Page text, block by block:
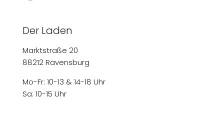
Der Laden
Marktstraße 20
88212 Ravensburg
Mo-Fr: 10-13 & 14-18 Uhr
Sa: 10-15 Uhr